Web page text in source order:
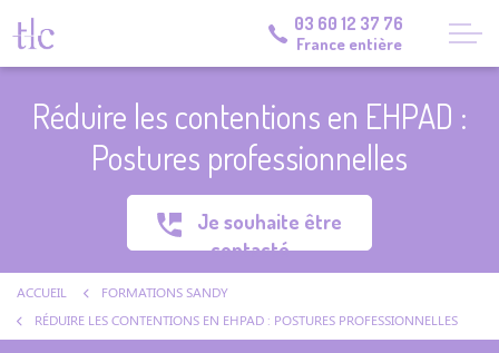
03 60 12 37 76
France entière
Réduire les contentions en EHPAD :
Postures professionnelles
Je souhaite être
contacté
ACCUEIL
FORMATIONS SANDY
RÉDUIRE LES CONTENTIONS EN EHPAD : POSTURES PROFESSIONNELLES